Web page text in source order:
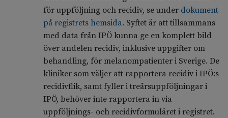
för uppföljning och recidiv, se under dokument
på registrets hemsida. Syftet är att tillsammans
med data från IPÖ kunna ge en komplett bild
över andelen recidiv, inklusive uppgifter om
behandling, för melanompatienter i Sverige. De
kliniker som väljer att rapportera recidiv i IPÖ:s
recidivflik, samt fyller i treårsuppföljningar i
IPÖ, behöver inte rapportera in via
uppföljnings- och recidivformuläret i registret.